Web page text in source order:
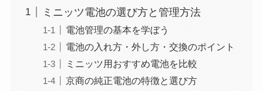
ミニッツ電池の選び方と管理方法
電池管理の基本を学ぼう
電池の入れ方・外し方・交換のポイント
ミニッツ用おすすめ電池を比較
京商の純正電池の特徴と選び方